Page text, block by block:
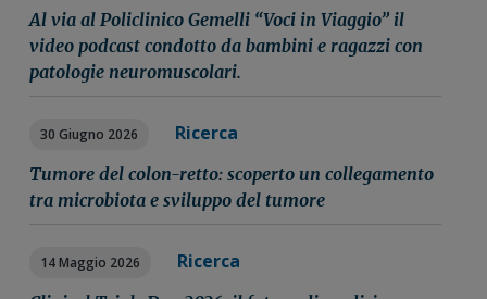
Al via al Policlinico Gemelli “Voci in Viaggio” il
video podcast condotto da bambini e ragazzi con
patologie neuromuscolari.
30 Giugno 2026 Ricerca
Tumore del colon-retto: scoperto un collegamento
tra microbiota e sviluppo del tumore
14 Maggio 2026 Ricerca